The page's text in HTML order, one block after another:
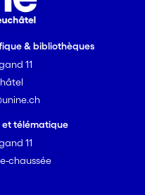
& bibliothèques
11
et télématique
11
chaussée